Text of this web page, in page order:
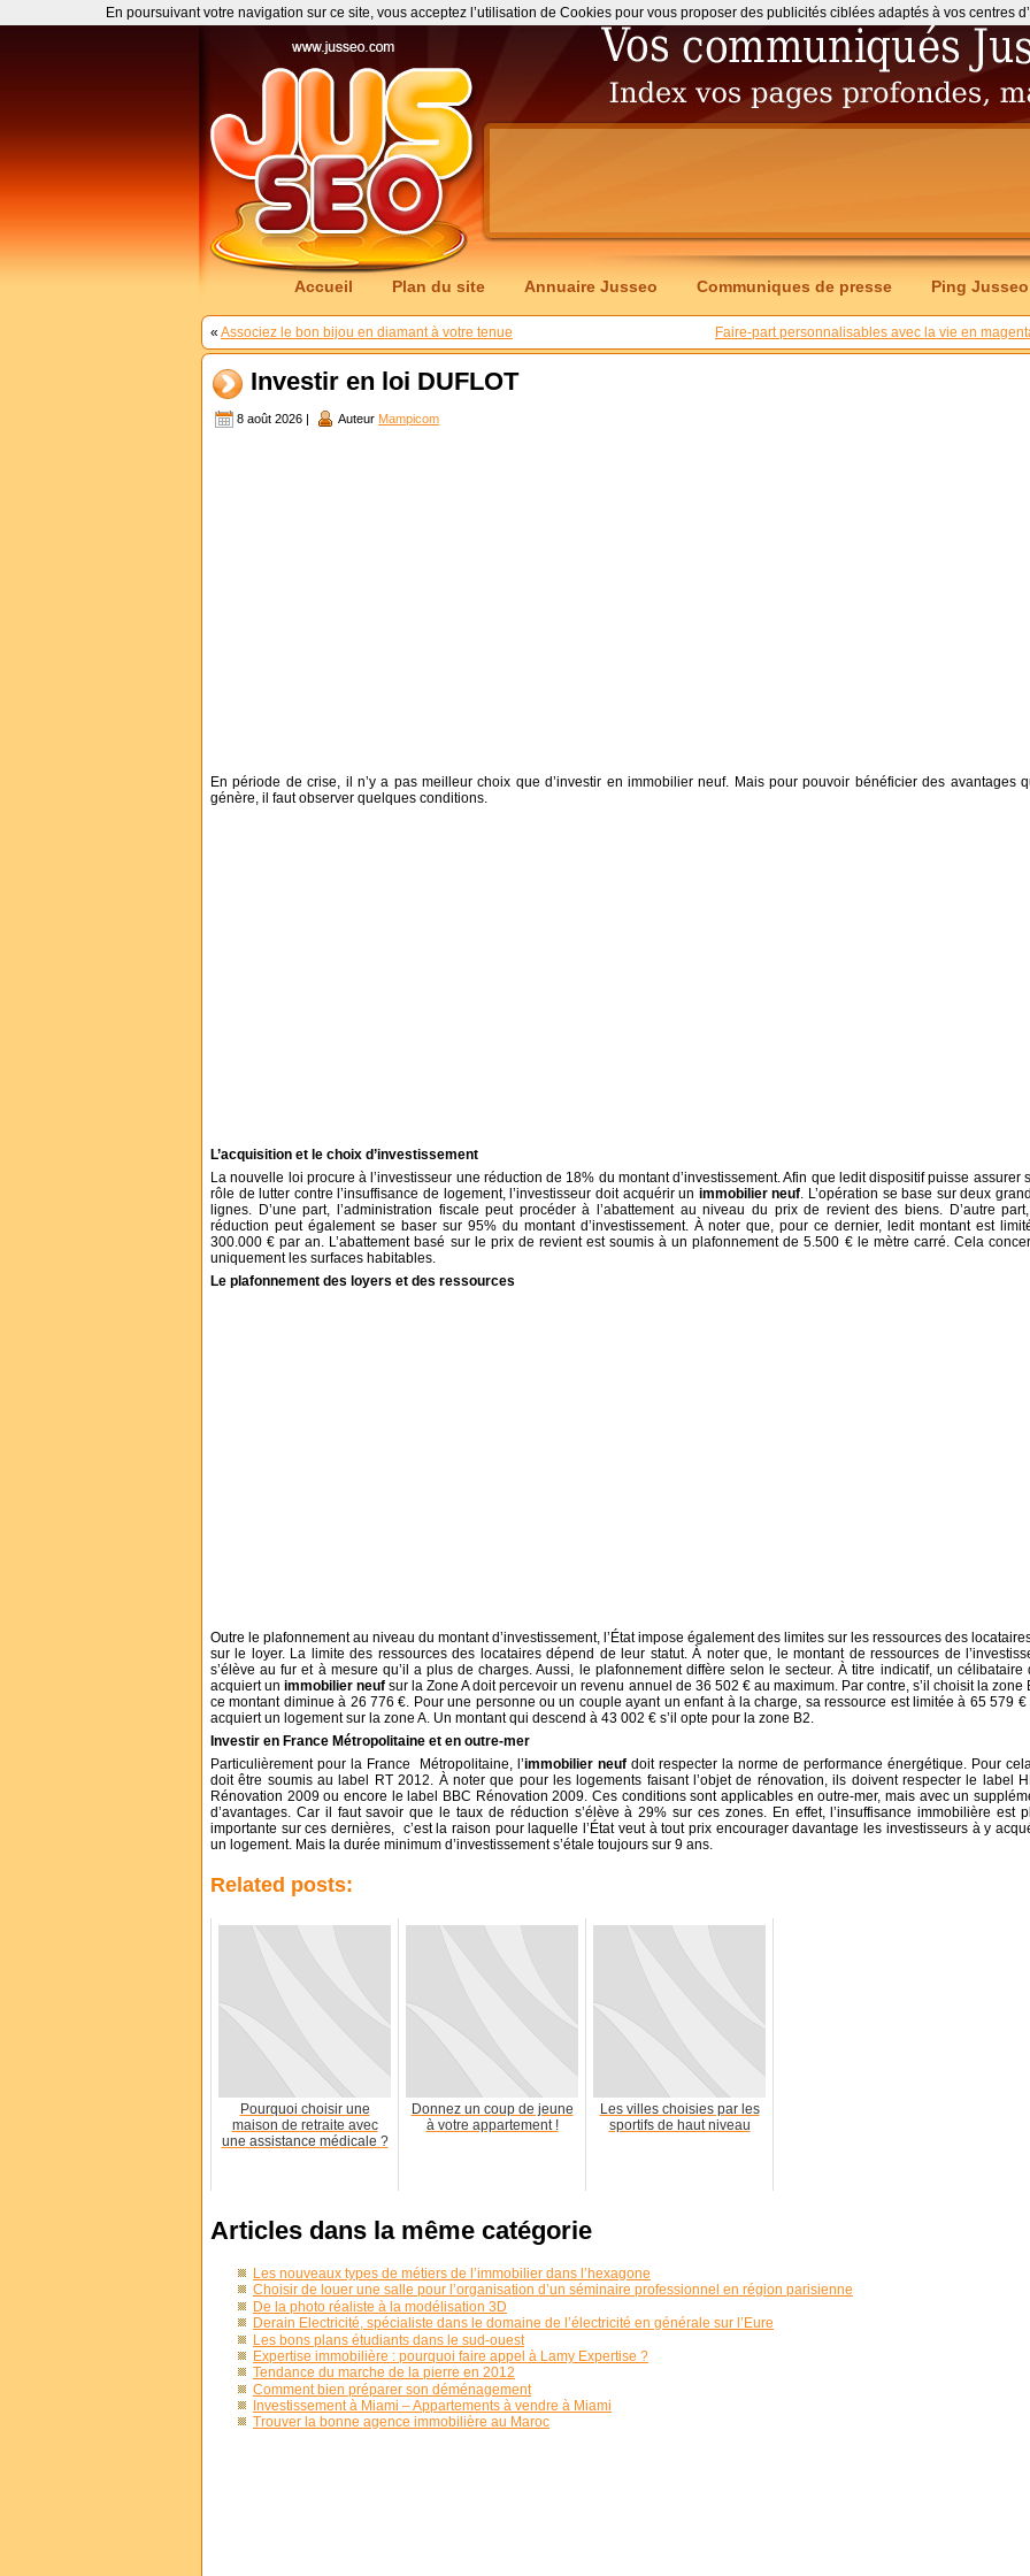
Accueil Plan du site Annuaire Jusseo Communiques de presse Ping Jusseo
« Associez le bon bijou en diamant à votre tenue Faire-part personnalisables avec la vie en
Investir en loi DUFLOT
8 août 2026 | Auteur Mampicom
En période de crise, il n’y a pas meilleur choix que d’investir en immobilier neuf. Mais pour pouvoir bénéficier des avantages
génère, il faut observer quelques conditions.
L’acquisition et le choix d’investissement
La nouvelle loi procure à l’investisseur une réduction de 18% du montant d’investissement. Afin que ledit dispositif puisse assurer
rôle de lutter contre l’insuffisance de logement, l’investisseur doit acquérir un immobilier neuf . L’opération se base sur deux
lignes. D’une part, l’administration fiscale peut procéder à l’abattement au niveau du prix de revient des biens. D’autre
réduction peut également se baser sur 95% du montant d’investissement. À noter que, pour ce dernier, ledit montant est
300.000 € par an. L’abattement basé sur le prix de revient est soumis à un plafonnement de 5.500 € le mètre carré. Cela
uniquement les surfaces habitables.
Le plafonnement des loyers et des ressources
Outre le plafonnement au niveau du montant d’investissement, l’État impose également des limites sur les ressources des
sur le loyer. La limite des ressources des locataires dépend de leur statut. À noter que, le montant de ressources de
s’élève au fur et à mesure qu’il a plus de charges. Aussi, le plafonnement diffère selon le secteur. À titre indicatif, un célibataire
acquiert unimmobilier neuf sur la Zone A doit percevoir un revenu annuel de 36 502 € au maximum. Par contre, s’il choisit la zone
ce montant diminue à 26 776 €. Pour une personne ou un couple ayant un enfant à la charge, sa ressource est limitée à 65 579 €
acquiert un logement sur la zone A. Un montant qui descend à 43 002 € s’il opte pour la zone B2.
Investir en France Métropolitaine et en outre-mer
Particulièrement pour la France Métropolitaine, l’immobilier neuf doit respecter la norme de performance énergétique. Pour
doit être soumis au label RT 2012. À noter que pour les logements faisant l’objet de rénovation, ils doivent respecter le label
Rénovation 2009 ou encore le label BBC Rénovation 2009. Ces conditions sont applicables en outre-mer, mais avec un
d’avantages. Car il faut savoir que le taux de réduction s’élève à 29% sur ces zones. En effet, l’insuffisance immobilière est
importante sur ces dernières, c’est la raison pour laquelle l’État veut à tout prix encourager davantage les investisseurs à y
un logement. Mais la durée minimum d’investissement s’étale toujours sur 9 ans.
Related posts:
Pourquoi choisir une
maison de retraite avec
une assistance médicale ?
Donnez un coup de jeune
à votre appartement !
Les villes choisies par les
sportifs de haut niveau
Articles dans la même catégorie
Les nouveaux types de métiers de l’immobilier dans l’hexagone
Choisir de louer une salle pour l’organisation d’un séminaire professionnel en région parisienne
De la photo réaliste à la modélisation 3D
Derain Electricité, spécialiste dans le domaine de l’électricité en générale sur l’Eure
Les bons plans étudiants dans le sud-ouest
Expertise immobilière : pourquoi faire appel à Lamy Expertise ?
Tendance du marche de la pierre en 2012
Comment bien préparer son déménagement
Investissement à Miami – Appartements à vendre à Miami
Trouver la bonne agence immobilière au Maroc
En poursuivant votre navigation sur ce site, vous acceptez l’utilisation de Cookies pour vous proposer des publicités ciblées adaptés à vos centres